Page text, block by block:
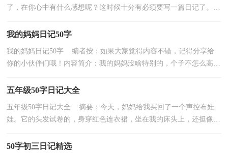
了，在你心中有什么感想呢？这时候十分有必须要写一篇日记了。日
我的妈妈日记50字
我的妈妈日记50字 编者按：如果大家觉得内容不错，记得分享给
你的小伙伴们哦！内容简介：我的妈妈没啥特别的，个子不怎么高，
五年级50字日记大全
五年级50字日记大全 摘要：今天，妈妈给我买回了一个声控布娃
娃。它的头发试卷的，身穿红色连衣裙，坐在我的床头上，还挺像真
50字初三日记精选